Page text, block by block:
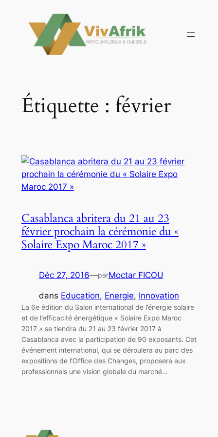
contenu
Étiquette : février
Casablanca abritera du 21 au 23
février prochain la cérémonie du «
Solaire Expo Maroc 2017 »
Déc 27, 2016—parMoctar FICOU
dans Education, Energie, Innovation
La 6e édition du Salon international de l’énergie solaire
et de l’efficacité énergétique « Solaire Expo Maroc
2017 » se tiendra du 21 au 23 février 2017 à
Casablanca avec la participation de 90 exposants. Cet
événement international, qui se déroulera au parc des
expositions de l’Office des Changes, proposera aux
professionnels une vision globale du marché…